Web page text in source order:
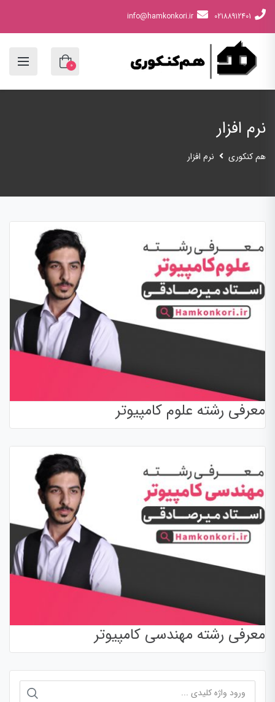
02188912401
info@hamkonkori.ir
0
نرم افزار
هم کنکوری نرم افزار
معرفی رشته علوم کامپیوتر
معرفی رشته مهندسی کامپیوتر